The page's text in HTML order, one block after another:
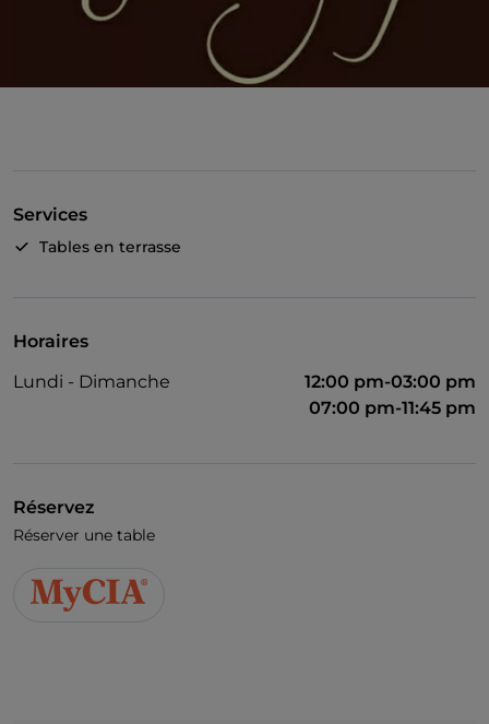
Services
Tables en terrasse
Horaires
Lundi - Dimanche
12:00 pm-03:00 pm
07:00 pm-11:45 pm
Réservez
Réserver une table